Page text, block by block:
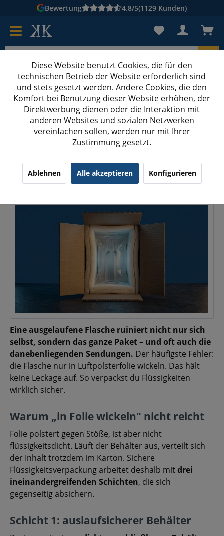
Bewertung 4.8/5(1129 Kunden)
Karton suchen
Kartons bedruckenKartons nach Maß
Flüssigkeiten sicher verschicken: 3 Schichten + 6 cm Polster
Flüssigkeiten sicher verschicken: 3 Schichten
+ 6 cm Polster
27.06.26 12:20 0 Kommentare
Eine ausgelaufene Flasche ruiniert nicht nur sich
selbst, sondern das ganze Paket – und oft auch die
danebenliegenden Sendungen. Der häufigste Fehler:
die Flasche nur in Luftpolsterfolie wickeln. Das hält
keine Leckage auf. So verpackst du Flüssigkeiten
wirklich sicher.
Warum „in Folie wickeln" nicht reicht
Folie polstert gegen Stöße, ist aber nicht
flüssigkeitsdicht. Läuft der Behälter aus, verteilt sich
der Inhalt trotzdem im Karton. Sichere
Flüssigkeitsverpackung arbeitet deshalb mitdrei
ineinandergreifenden Schichten, die sich
gegenseitig absichern.
Schicht 1: auslaufsicherer Behälter
Diese Website benutzt Cookies, die für den
technischen Betrieb der Website erforderlich sind
und stets gesetzt werden. Andere Cookies, die den
Komfort bei Benutzung dieser Website erhöhen, der
Direktwerbung dienen oder die Interaktion mit
anderen Websites und sozialen Netzwerken
vereinfachen sollen, werden nur mit Ihrer
Zustimmung gesetzt.
Ablehnen Alle akzeptieren Konfigurieren